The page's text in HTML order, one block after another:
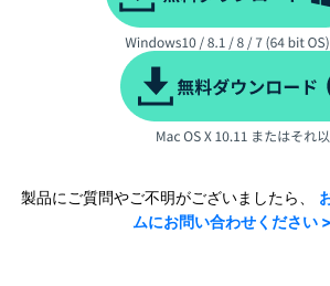
製品にご質問やご不明がございましたら、
ムにお問い合わせください >